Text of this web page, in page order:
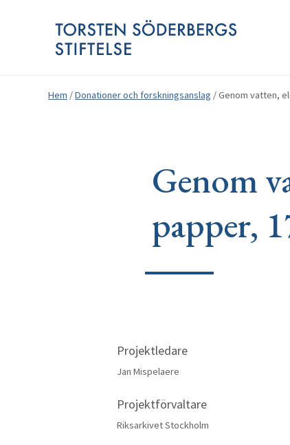
Hem /Donationer och forskningsanslag /Genom vatten,
Genom
papper,
Projektledare
Jan Mispelaere
Projektförvaltare
Riksarkivet Stockholm